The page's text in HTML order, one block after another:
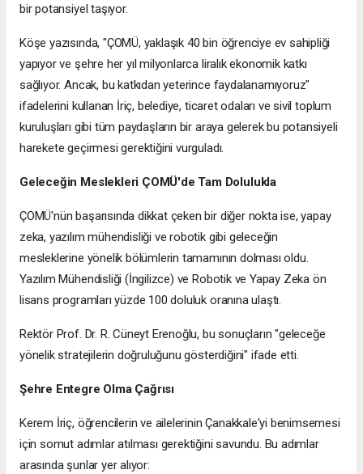
bir potansiyel taşıyor.
Köşe yazısında, "ÇOMÜ, yaklaşık 40 bin öğrenciye ev sahipliği
yapıyor ve şehre her yıl milyonlarca liralık ekonomik katkı
sağlıyor. Ancak, bu katkıdan yeterince faydalanamıyoruz"
ifadelerini kullanan İriç, belediye, ticaret odaları ve sivil toplum
kuruluşları gibi tüm paydaşların bir araya gelerek bu potansiyeli
harekete geçirmesi gerektiğini vurguladı.
Geleceğin Meslekleri ÇOMÜ'de Tam Dolulukla
ÇOMÜ'nün başarısında dikkat çeken bir diğer nokta ise, yapay
zeka, yazılım mühendisliği ve robotik gibi geleceğin
mesleklerine yönelik bölümlerin tamamının dolması oldu.
Yazılım Mühendisliği (İngilizce) ve Robotik ve Yapay Zeka ön
lisans programları yüzde 100 doluluk oranına ulaştı.
Rektör Prof. Dr. R. Cüneyt Erenoğlu, bu sonuçların "geleceğe
yönelik stratejilerin doğruluğunu gösterdiğini" ifade etti.
Şehre Entegre Olma Çağrısı
Kerem İriç, öğrencilerin ve ailelerinin Çanakkale'yi benimsemesi
için somut adımlar atılması gerektiğini savundu. Bu adımlar
arasında şunlar yer alıyor: